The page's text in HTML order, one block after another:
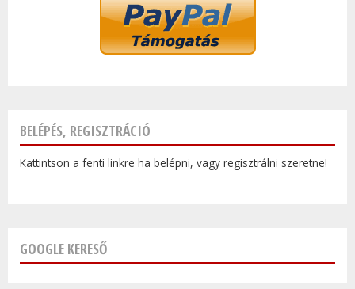
BELÉPÉS, REGISZTRÁCIÓ
Kattintson a fenti linkre ha belépni, vagy regisztrálni szeretne!
GOOGLE KERESŐ